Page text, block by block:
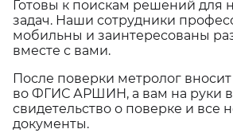
Готовы к поискам решений для
задач. Наши сотрудники
мобильны и заинтересованы
вместе с вами.
После поверки метролог
во ФГИС АРШИН, а вам на руки
свидетельство о поверке и все
документы.